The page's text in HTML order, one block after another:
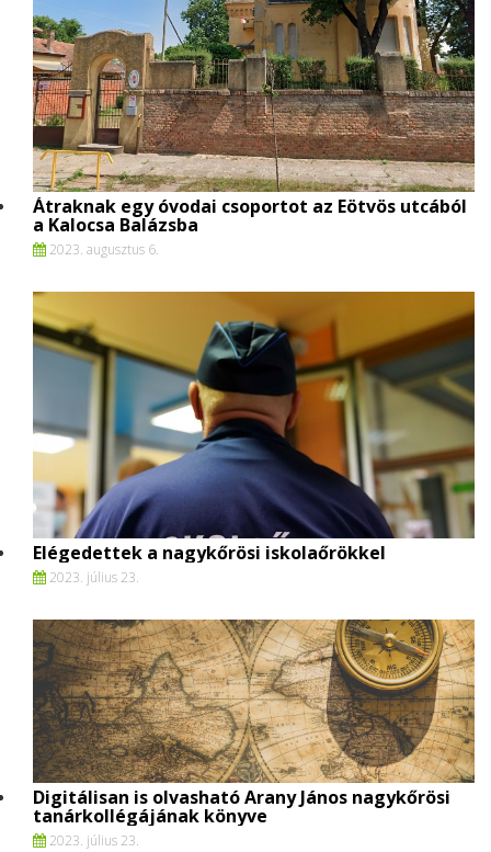
Átraknak egy óvodai csoportot az Eötvös utcából
a Kalocsa Balázsba
2023. augusztus 6.
Elégedettek a nagykőrösi iskolaőrökkel
2023. július 23.
Digitálisan is olvasható Arany János nagykőrösi
tanárkollégájának könyve
2023. július 23.